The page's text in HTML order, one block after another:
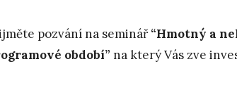
pozvání na seminář“Hmotný a
období” na který Vás zve